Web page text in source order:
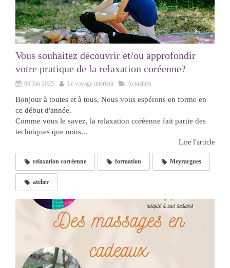
Vous souhaitez découvrir et/ou approfondir
votre pratique de la relaxation coréenne?
08 Jan 2025 Le voyage intérieur Actualités
Bonjour à toutes et à tous, Nous vous espérons en forme en
ce début d'année.
Comme vous le savez, la relaxation coréenne fait partie des
techniques que nous...
Lire l'article
relaxation corréenne formation Meyrargues
atelier